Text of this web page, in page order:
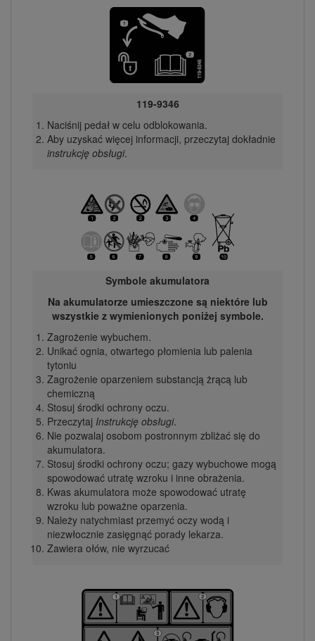
119-9346
Naciśnij pedał w celu odblokowania.
Aby uzyskać więcej informacji, przeczytaj dokładnie
instrukcję obsługi.
Symbole akumulatora
Na akumulatorze umieszczone są niektóre lub
wszystkie z wymienionych poniżej symbole.
Zagrożenie wybuchem.
Unikać ognia, otwartego płomienia lub palenia
tytoniu
Zagrożenie oparzeniem substancją żrącą lub
chemiczną
Stosuj środki ochrony oczu.
Przeczytaj Instrukcję obsługi.
Nie pozwalaj osobom postronnym zbliżać się do
akumulatora.
Stosuj środki ochrony oczu; gazy wybuchowe mogą
spowodować utratę wzroku i inne obrażenia.
Kwas akumulatora może spowodować utratę
wzroku lub poważne oparzenia.
Należy natychmiast przemyć oczy wodą i
niezwłocznie zasięgnąć porady lekarza.
Zawiera ołów, nie wyrzucać